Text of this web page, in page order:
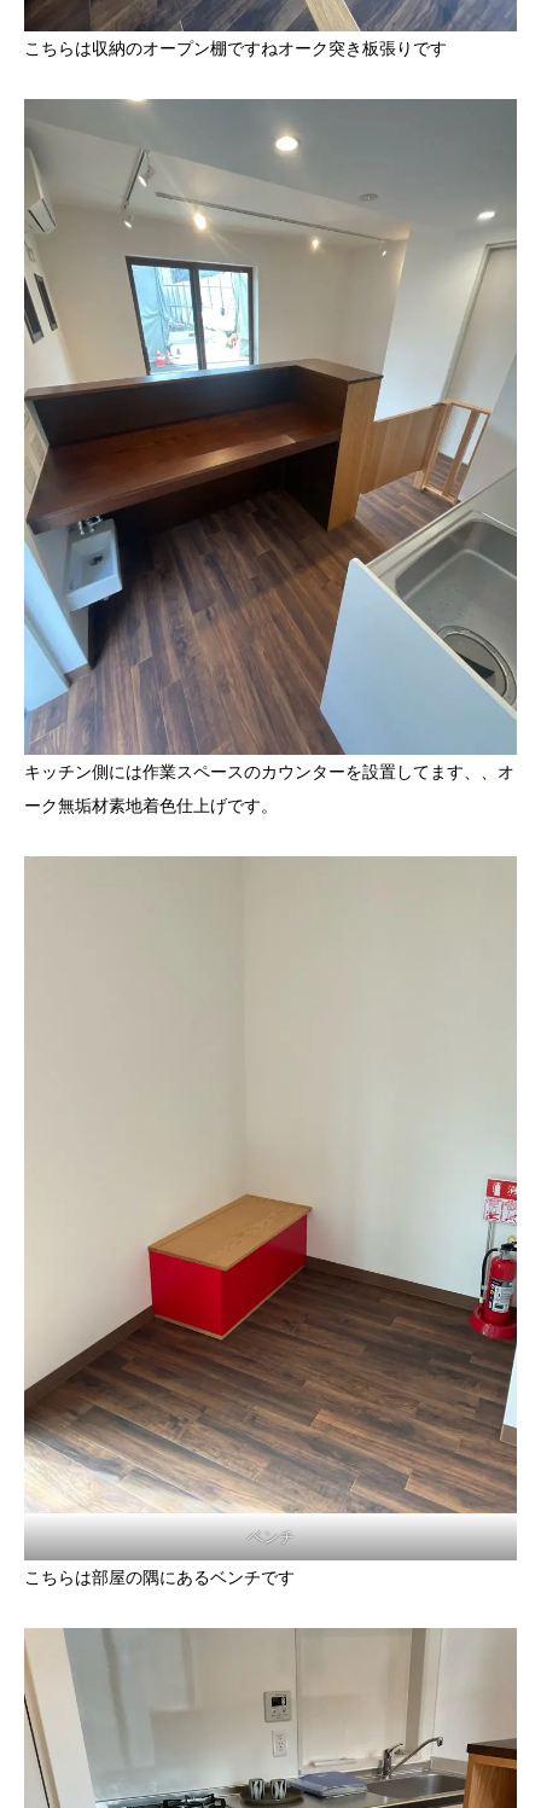
こちらは収納のオープン棚ですねオーク突き板張りです
キッチン側には作業スペースのカウンターを設置してます、、オ
ーク無垢材素地着色仕上げです。
ベンチ
こちらは部屋の隅にあるベンチです